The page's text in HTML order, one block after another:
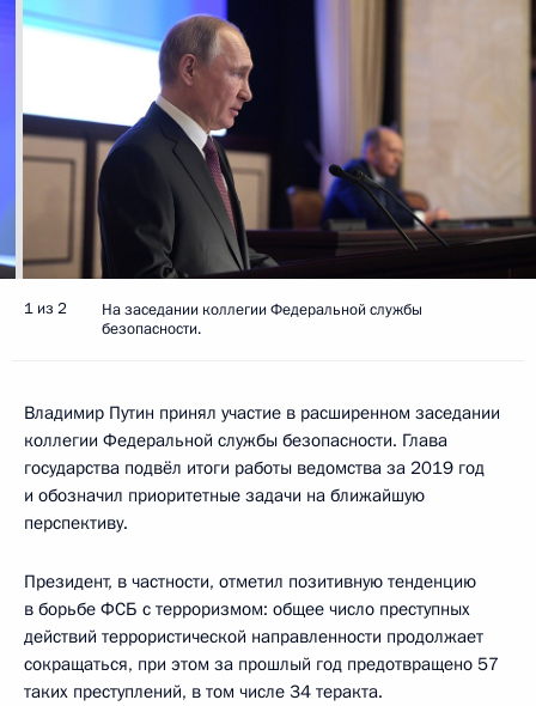
1 из 2
На заседании коллегии Федеральной службы
безопасности.
Владимир Путин принял участие в расширенном заседании
коллегии Федеральной службы безопасности. Глава
государства подвёл итоги работы ведомства за 2019 год
и обозначил приоритетные задачи на ближайшую
перспективу.
Президент, в частности, отметил позитивную тенденцию
в борьбе ФСБ с терроризмом: общее число преступных
действий террористической направленности продолжает
сокращаться, при этом за прошлый год предотвращено 57
таких преступлений, в том числе 34 теракта.